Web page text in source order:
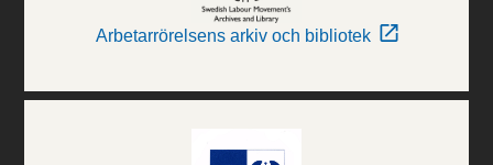
Arbetarrörelsens arkiv och bibliotek